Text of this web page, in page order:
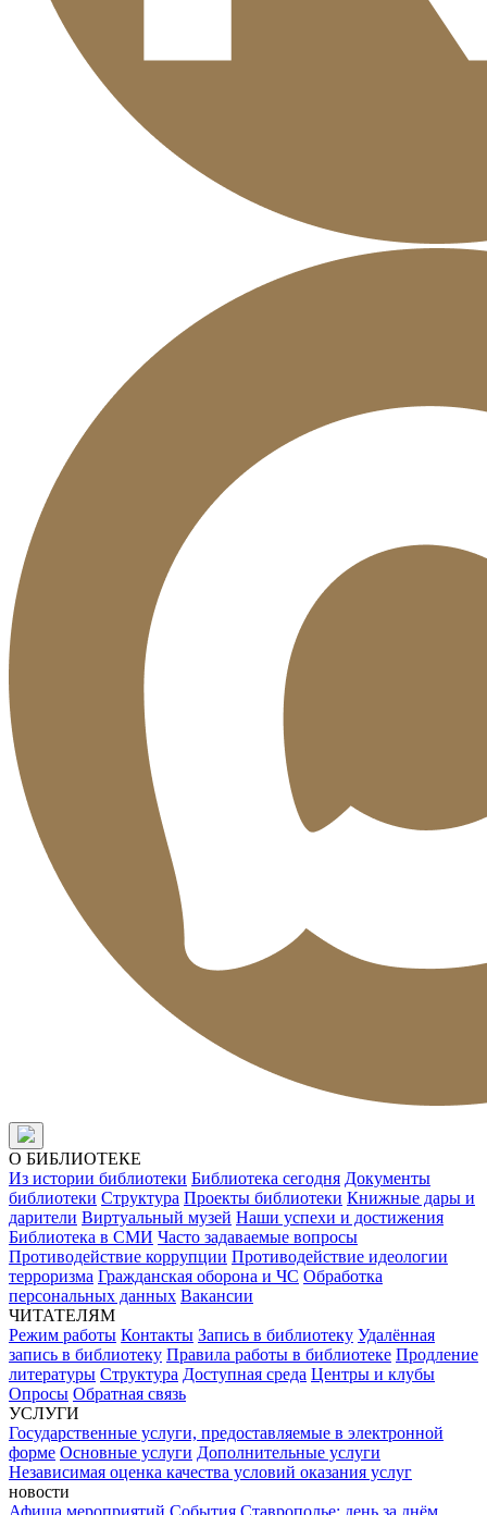
О БИБЛИОТЕКЕ
Из истории библиотеки Библиотека сегодня Документы
библиотеки Структура Проекты библиотеки Книжные дары и
дарители Виртуальный музей Наши успехи и достижения
Библиотека в СМИ Часто задаваемые вопросы
Противодействие коррупции Противодействие идеологии
терроризма Гражданская оборона и ЧС Обработка
персональных данных Вакансии
ЧИТАТЕЛЯМ
Режим работы Контакты Запись в библиотеку Удалённая
запись в библиотеку Правила работы в библиотеке Продление
литературы Структура Доступная среда Центры и клубы
Опросы Обратная связь
УСЛУГИ
Государственные услуги, предоставляемые в электронной
форме Основные услуги Дополнительные услуги
Независимая оценка качества условий оказания услуг
новости
Афиша мероприятий События Ставрополье: день за днём